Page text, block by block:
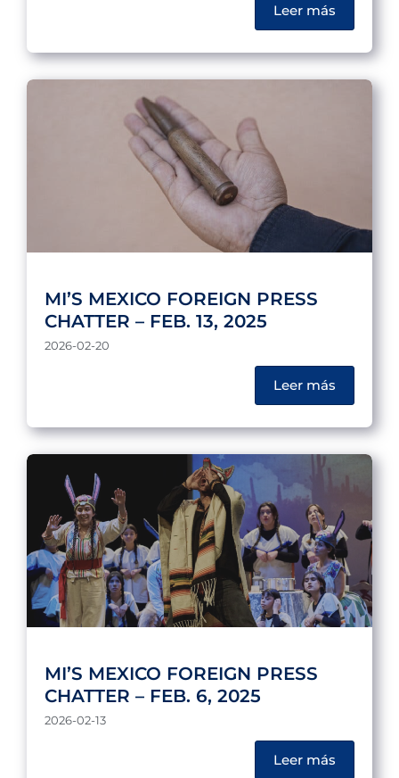
Leer más
MI’S MEXICO FOREIGN PRESS
CHATTER – FEB. 13, 2025
2026-02-20
Leer más
MI’S MEXICO FOREIGN PRESS
CHATTER – FEB. 6, 2025
2026-02-13
Leer más